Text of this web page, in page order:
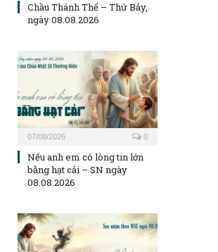
Chầu Thánh Thể – Thứ Bảy,
ngày 08.08.2026
07/08/2026 0
Nếu anh em có lòng tin lớn
bằng hạt cải – SN ngày
08.08.2026